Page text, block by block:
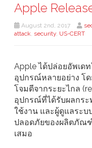
Apple
August 2nd, 2017
attack, security, US-CERT
Apple ได้ปล่อยอัพเด
อุปกรณ์หลายอย่าง โ
โจมตีจากระยะไกล
อุปกรณ์ที่ได้รับผลกระ
ใช้งาน และผู้ดูแลระ
ปลอดภัยของผลิตภัณ
เสมอ